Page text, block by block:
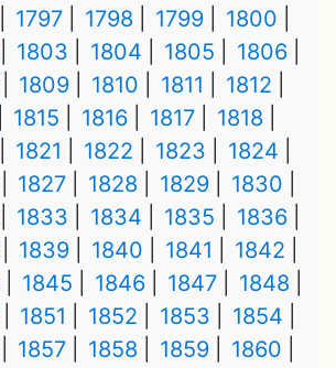
1797 1798 1799
1800
1803 1804 1805
1806
1809 1810 1811
1812
1815 1816 1817
1818
1821 1822 1823
1824
1827 1828 1829
1830
1833 1834 1835
1836
1839 1840 1841
1842
1845 1846 1847
1848
1851 1852 1853
1854
1857 1858 1859
1860